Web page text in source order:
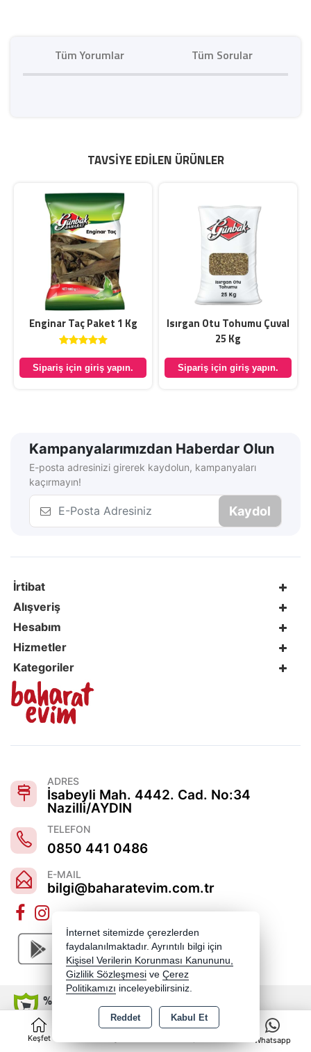
Keşfet
0
Whatsapp
Tüm Yorumlar Tüm Sorular
TAVSIYE EDILEN ÜRÜNLER
Enginar Taç Paket 1 Kg
Sipariş için giriş yapın.
Isırgan Otu Tohumu Çuval
25 Kg
Sipariş için giriş yapın.
Kampanyalarımızdan Haberdar Olun
E-posta adresinizi girerek kaydolun, kampanyaları
kaçırmayın!
Kaydol
İrtibat
Alışveriş
Hesabım
Hizmetler
Kategoriler
ADRES
İsabeyli Mah. 4442. Cad. No:34
Nazilli/AYDIN
TELEFON
0850 441 0486
E-MAIL
bilgi@baharatevim.com.tr
Copyright 2026 baharatevim.com.tr - Tüm hakları saklıdır.
İnternet sitemizde çerezlerden
faydalanılmaktadır. Ayrıntılı bilgi için
Kişisel Verilerin Korunması Kanununu,
Gizlilik Sözleşmesi ve Çerez
Politikamızı inceleyebilirsiniz.
Reddet Kabul Et